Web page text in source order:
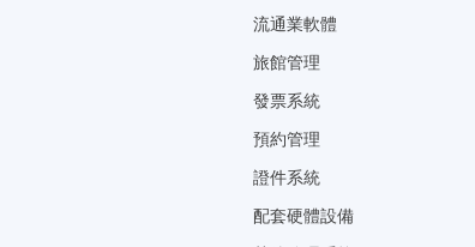
流通業軟體
旅館管理
發票系統
預約管理
證件系統
配套硬體設備